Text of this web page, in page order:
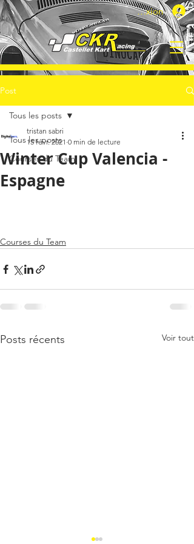
Connexion
Post
Tous les posts
Courses du Team
Tous les posts
Winter Cup Valencia -
Espagne
tristan sabri
15 févr. 2021 0 min de lecture
Courses du Team
Posts récents Voir tout